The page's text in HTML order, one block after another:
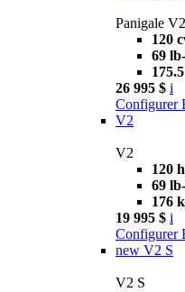
Panigale
120
69
26 995 $ i
Configurer
V2
V2
120
69
176
19 995 $ i
Configurer
new V2 S
V2 S